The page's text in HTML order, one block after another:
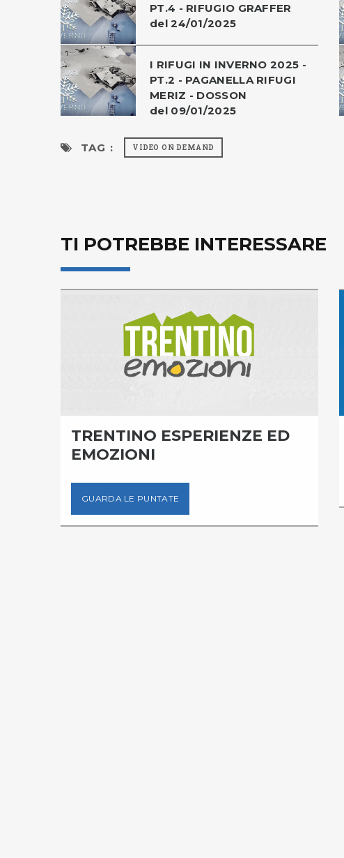
PT.4 - RIFUGIO GRAFFER
del 24/01/2025
I RIFUGI IN INVERNO 2025 -
PT.2 - PAGANELLA RIFUGI
MERIZ - DOSSON
del 09/01/2025
TAG : VIDEO ON DEMAND
TI POTREBBE INTERESSARE
TRENTINO ESPERIENZE ED
EMOZIONI
GUARDA LE PUNTATE